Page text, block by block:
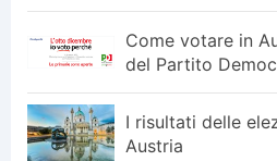
Come votare in
del Partito
I risultati delle
Austria